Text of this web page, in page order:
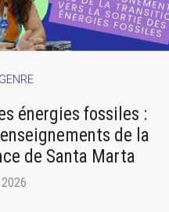
énergies fossiles :
de la
de Santa Marta